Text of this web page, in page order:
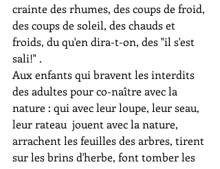
crainte des rhumes, des coups de froid,
des coups de soleil, des chauds et
froids, du qu'en dira-t-on, des "il s'est
sali!" .
Aux enfants qui bravent les interdits
des adultes pour co-naître avec la
nature : qui avec leur loupe, leur seau,
leur rateau  jouent avec la nature,
arrachent les feuilles des arbres, tirent
sur les brins d'herbe, font tomber les